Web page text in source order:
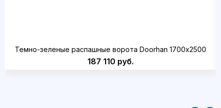
Темно-зеленые распашные ворота Doorhan 1700х2500
187 110 руб.